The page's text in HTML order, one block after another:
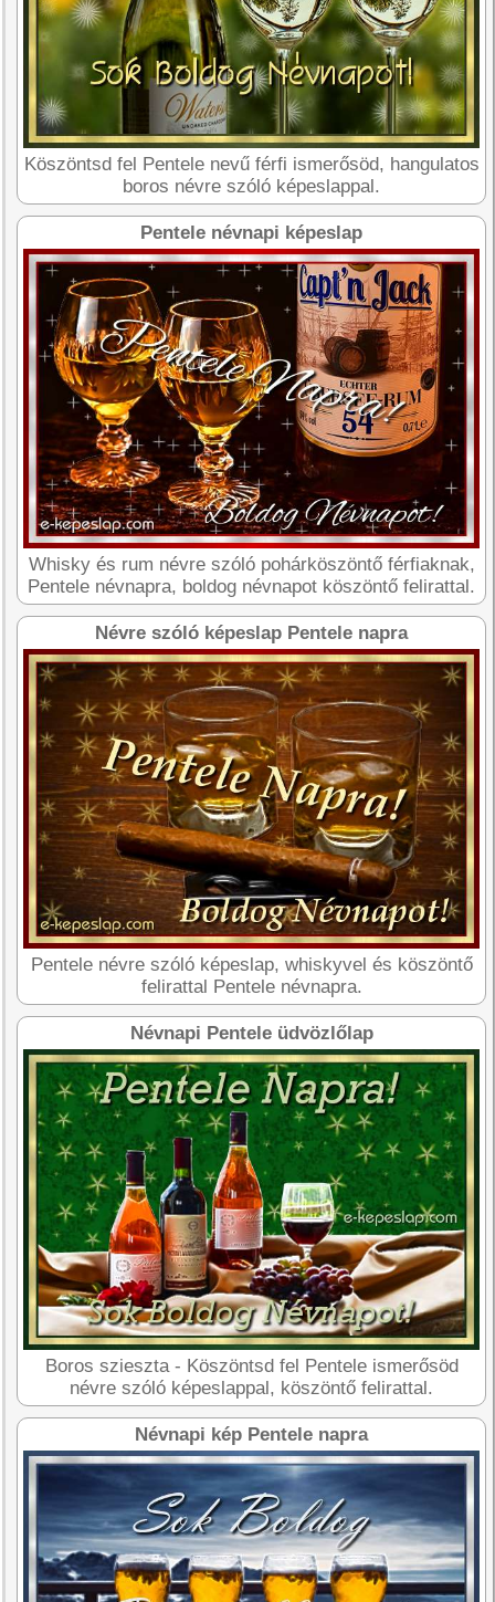
Köszöntsd fel Pentele nevű férfi ismerősöd, hangulatos
boros névre szóló képeslappal.
Pentele névnapi képeslap
Whisky és rum névre szóló pohárköszöntő férfiaknak,
Pentele névnapra, boldog névnapot köszöntő felirattal.
Névre szóló képeslap Pentele napra
Pentele névre szóló képeslap, whiskyvel és köszöntő
felirattal Pentele névnapra.
Névnapi Pentele üdvözlőlap
Boros szieszta - Köszöntsd fel Pentele ismerősöd
névre szóló képeslappal, köszöntő felirattal.
Névnapi kép Pentele napra